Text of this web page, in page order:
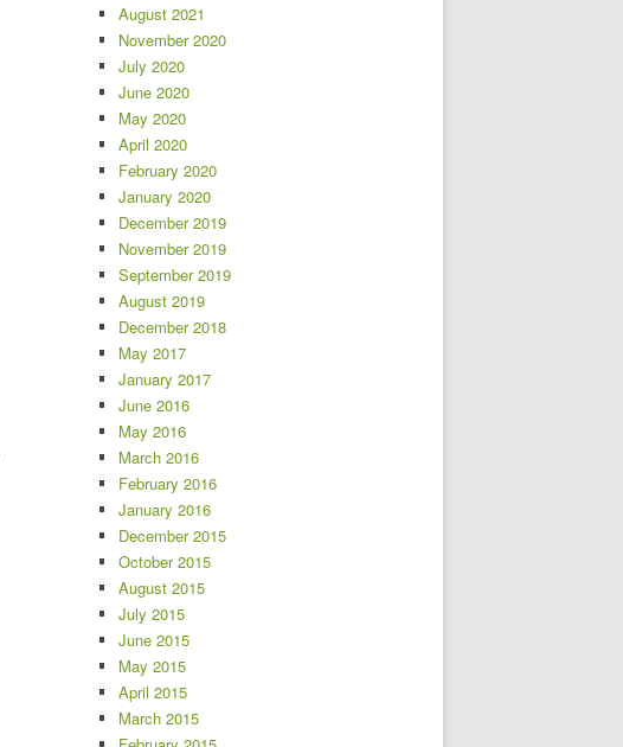
August 2021
November 2020
July 2020
June 2020
May 2020
April 2020
February 2020
January 2020
December 2019
November 2019
September 2019
August 2019
December 2018
May 2017
January 2017
June 2016
May 2016
March 2016
February 2016
January 2016
December 2015
October 2015
August 2015
July 2015
June 2015
May 2015
April 2015
March 2015